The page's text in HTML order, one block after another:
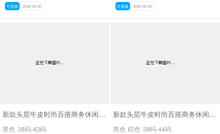
可退换 2026-08-05 可退换 2026-08-05
新款头层牛皮时尚百搭商务休闲男鞋SA61316
黑色 38码-43码
新款头层牛皮时尚百搭商务休闲男鞋SA8223
黑色 棕色 38码-44码